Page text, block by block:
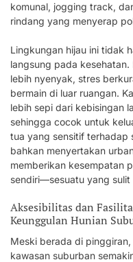
komunal, jogging track,
rindang yang menyerap
Lingkungan hijau ini tidak
langsung pada
lebih nyenyak, stres
bermain di luar ruangan.
lebih sepi dari kebisingan
sehingga cocok untuk
tua yang sensitif terhadap
bahkan menyertakan
memberikan kesempatan
sendiri—sesuatu yang
Aksesibilitas dan
Keunggulan Hunian
Meski berada di
kawasan suburban